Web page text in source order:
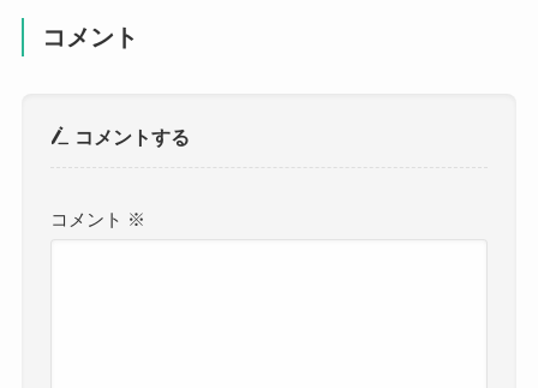
コメント
コメントする
コメント ※